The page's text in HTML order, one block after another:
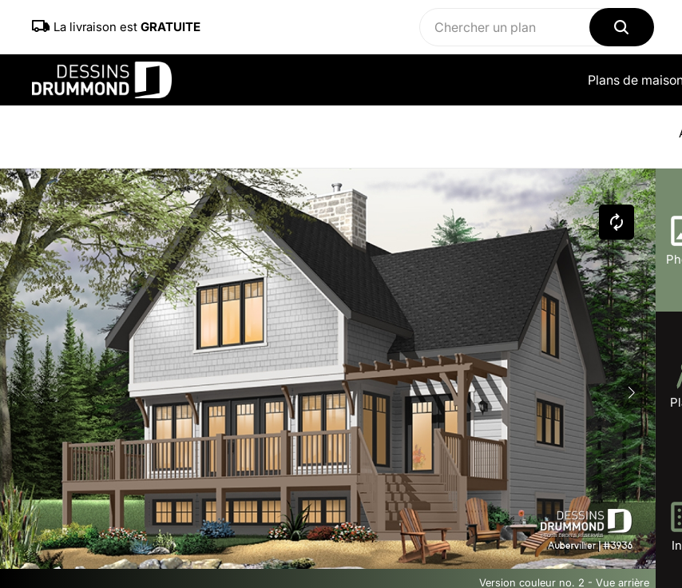
La livraison est GRATUITE
Plans de
Version couleur no. 2 - Vue arrière